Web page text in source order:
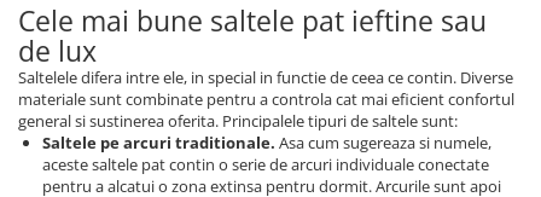
Cele mai bune saltele pat ieftine sau
de lux
Saltelele difera intre ele, in special in functie de ceea ce contin. Diverse
materiale sunt combinate pentru a controla cat mai eficient confortul
general si sustinerea oferita. Principalele tipuri de saltele sunt:
Saltele pe arcuri traditionale. Asa cum sugereaza si numele,
aceste saltele pat contin o serie de arcuri individuale conectate
pentru a alcatui o zona extinsa pentru dormit. Arcurile sunt apoi